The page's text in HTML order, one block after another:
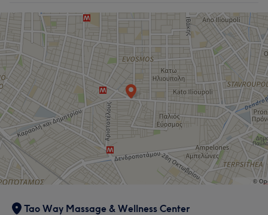
Tao Way Massage & Wellness Center